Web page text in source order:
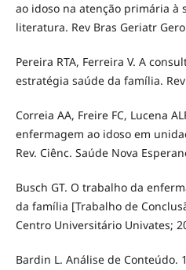
ao idoso na atenção primária à
literatura. Rev Bras Geriatr
Pereira RTA, Ferreira V. A
estratégia saúde da família.
Correia AA, Freire FC, Lucena
enfermagem ao idoso em
Rev. Ciênc. Saúde Nova
Busch GT. O trabalho da
da família [Trabalho de
Centro Universitário Univates;
Bardin L. Análise de Conteúdo.